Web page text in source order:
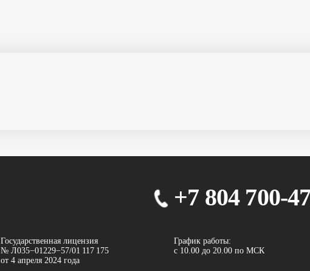
+7 804 700-
Государственная лицензия
№ Л035−01229−57/01 117 175
от 4 апреля 2024 года
График работы:
с 10.00 до 20.00 по МСК